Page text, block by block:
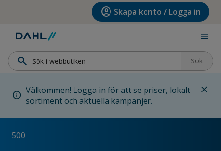
Hoppa till huvudinnehållet account_circle Skapa konto / Logga in
menu
search Sök
info Välkommen! Logga in för att se priser, lokalt
sortiment och aktuella kampanjer.
close
500